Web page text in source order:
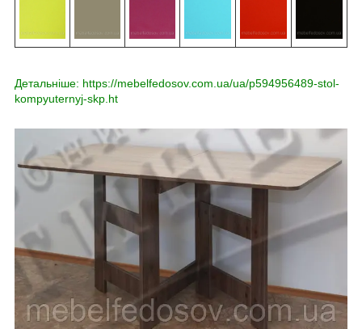
Детальніше: https://mebelfedosov.com.ua/ua/p594956489-stol-
kompyuternyj-skp.ht